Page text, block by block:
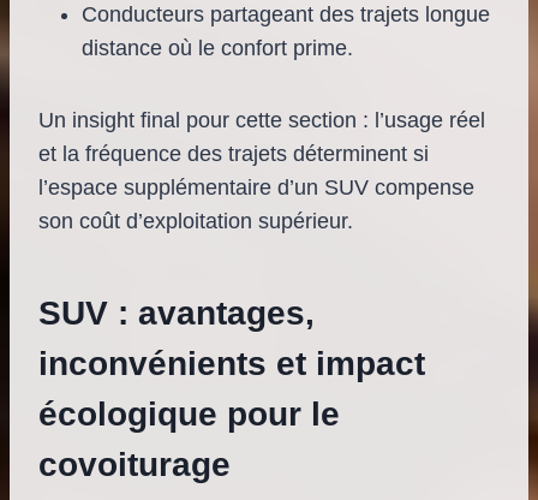
Conducteurs partageant des trajets longue
distance où le confort prime.
Un insight final pour cette section : l’usage réel
et la fréquence des trajets déterminent si
l’espace supplémentaire d’un SUV compense
son coût d’exploitation supérieur.
SUV : avantages,
inconvénients et impact
écologique pour le
covoiturage